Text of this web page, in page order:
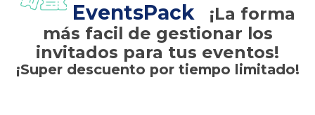
EventsPack
¡La forma
más facil de gestionar los
invitados para tus eventos!
¡Super descuento por tiempo limitado!